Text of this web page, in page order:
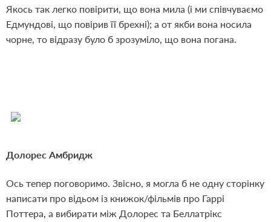
Якось так легко повірити, що вона мила (і ми співчуваємо
Едмундові, що повірив її брехні); а от якби вона носила
чорне, то відразу було б зрозуміло, що вона погана.
Долорес Амбридж
Ось тепер поговоримо. Звісно, я могла б не одну сторінку
написати про відьом із книжок/фільмів про Гаррі
Поттера, а вибирати між Долорес та Беллатрікс